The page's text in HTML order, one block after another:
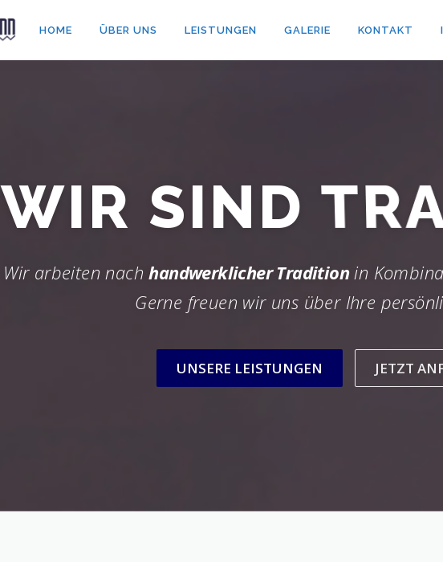
HOME ÜBER UNS LEISTUNGEN GALERIE KONTAKT
WIR SIND
Wir arbeiten nachhandwerklicher Traditionin
Gerne freuen wir uns über Ihre
UNSERE LEISTUNGEN JETZT